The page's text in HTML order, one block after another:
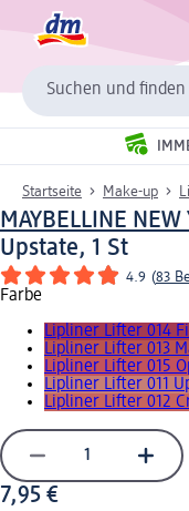
Suchen und finden
Startseite Make-up
MAYBELLINE NEW
Upstate, 1 St
4.9 (83
Farbe
Lipliner Lifter 014
Lipliner Lifter 013
Lipliner Lifter 015
Lipliner Lifter 011
Lipliner Lifter 012
7,95 €